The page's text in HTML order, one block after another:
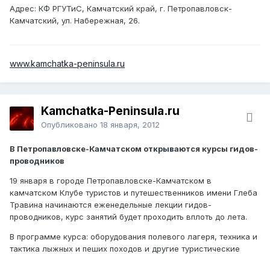
Адрес: КФ РГУТиС, Камчатский край, г. Петропавловск-
Камчатский, ул. Набережная, 26.
www.kamchatka-peninsula.ru
Kamchatka-Peninsula.ru
Опубликовано 18 января, 2012
В Петропавловске-Камчатском открываются курсы гидов-
проводников
19 января в городе Петропавловске-Камчатском в
камчатском Клубе туристов и путешественников имени Глеба
Травина начинаются еженедельные лекции гидов-
проводников, курс занятий будет проходить вплоть до лета.
В программе курса: оборудования полевого лагеря, техника и
тактика лыжных и пеших походов и другие туристические